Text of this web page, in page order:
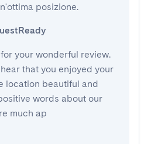
posizione.
your wonderful review.
that you enjoyed your
location beautiful and
words about our
much ap